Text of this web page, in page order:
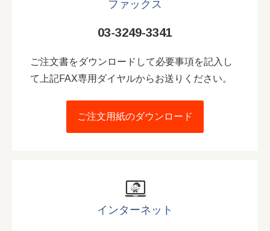
ファックス
03-3249-3341
ご注文書をダウンロードして必要事項を記入し
て上記FAX専用ダイヤルからお送りください。
ご注文用紙のダウンロード
インターネット